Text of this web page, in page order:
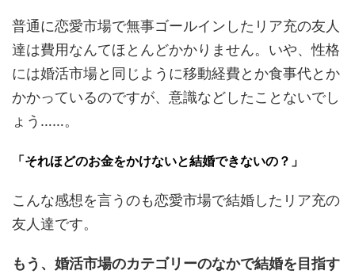
普通に恋愛市場で無事ゴールインしたリア充の友人
達は費用なんてほとんどかかりません。いや、性格
には婚活市場と同じように移動経費とか食事代とか
かかっているのですが、意識などしたことないでし
ょう……。
「それほどのお金をかけないと結婚できないの？」
こんな感想を言うのも恋愛市場で結婚したリア充の
友人達です。
もう、婚活市場のカテゴリーのなかで結婚を目指す